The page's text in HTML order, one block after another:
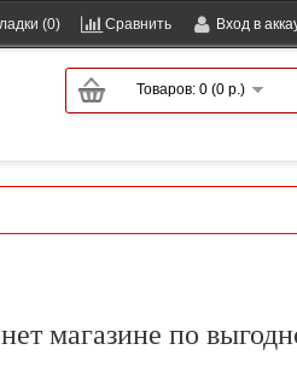
(0) Сравнить Вход в
Товаров: 0 (0 р.)
магазине по